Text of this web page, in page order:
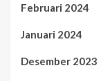
Februari 2024
Januari 2024
Desember 2023